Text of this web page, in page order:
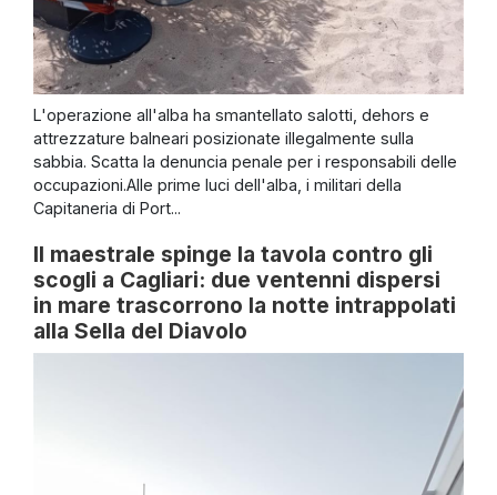
L'operazione all'alba ha smantellato salotti, dehors e
attrezzature balneari posizionate illegalmente sulla
sabbia. Scatta la denuncia penale per i responsabili delle
occupazioni.Alle prime luci dell'alba, i militari della
Capitaneria di Port...
Il maestrale spinge la tavola contro gli
scogli a Cagliari: due ventenni dispersi
in mare trascorrono la notte intrappolati
alla Sella del Diavolo